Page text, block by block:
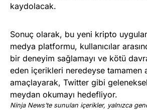
kaydolacak.
Sonuç olarak, bu yeni kripto
medya platformu, kullanıcılar
bir deneyim sağlamayı ve kötü
eden içerikleri neredeyse tamamen
amaçlayarak, Twitter gibi
meydan okumayı hedefliyor.
Ninja News’te sunulan içerikler, yalnızca